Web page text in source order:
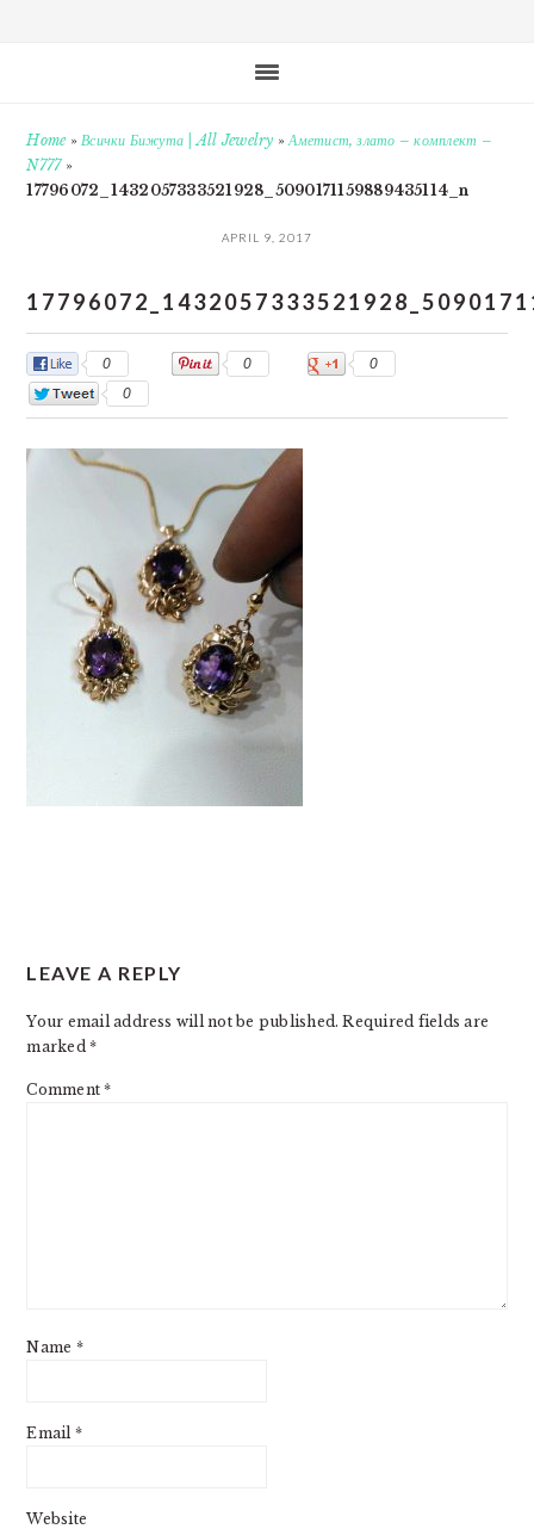
Home»Всички Бижута | All Jewelry »Аметист, злато – комплект –
N777»
17796072_1432057333521928_5090171159889435114_n
APRIL 9, 2017
0 0
0
0
INTERACTIONS
LEAVE A REPLY
Your email address will not be published. Required fields are
marked*
Comment*
Name *
Email *
Website